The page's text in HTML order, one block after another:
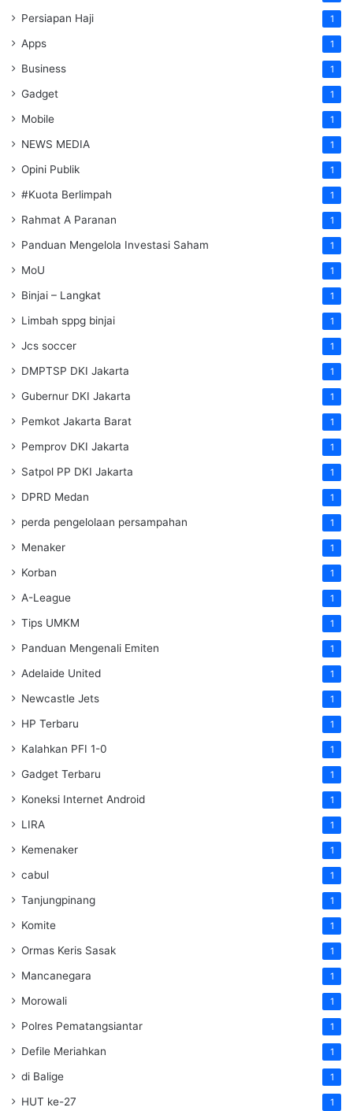
Persiapan Haji 1
Apps 1
Business 1
Gadget 1
Mobile 1
NEWS MEDIA 1
Opini Publik 1
#Kuota Berlimpah 1
Rahmat A Paranan 1
Panduan Mengelola Investasi Saham 1
MoU 1
Binjai – Langkat 1
Limbah sppg binjai 1
Jcs soccer 1
DMPTSP DKI Jakarta 1
Gubernur DKI Jakarta 1
Pemkot Jakarta Barat 1
Pemprov DKI Jakarta 1
Satpol PP DKI Jakarta 1
DPRD Medan 1
perda pengelolaan persampahan 1
Menaker 1
Korban 1
A-League 1
Tips UMKM 1
Panduan Mengenali Emiten 1
Adelaide United 1
Newcastle Jets 1
HP Terbaru 1
Kalahkan PFI 1-0 1
Gadget Terbaru 1
Koneksi Internet Android 1
LIRA 1
Kemenaker 1
cabul 1
Tanjungpinang 1
Komite 1
Ormas Keris Sasak 1
Mancanegara 1
Morowali 1
Polres Pematangsiantar 1
Defile Meriahkan 1
di Balige 1
HUT ke-27 1